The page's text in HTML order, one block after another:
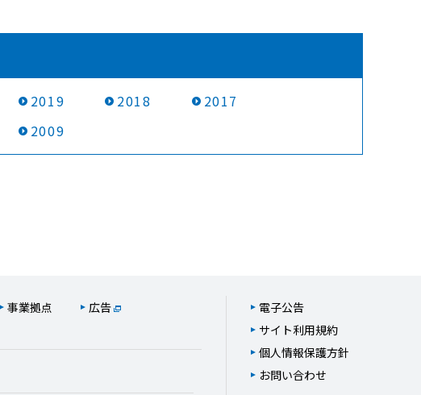
2019 2018
2017
2009
事業拠点
広告
電子公告
サイト利用規約
個人情報保護方針
お問い合わせ